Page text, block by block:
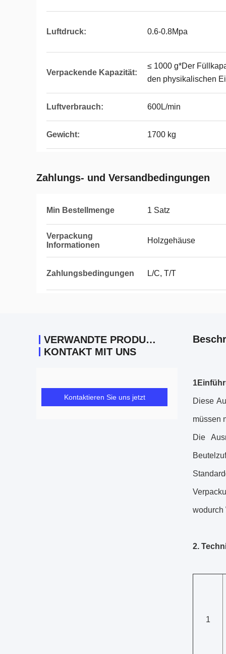
Luftdruck: 0.6-0.8Mpa
Verpackende Kapazität:
≤ 1000 g*Der
den physikalischen
Luftverbrauch: 600L/min
Gewicht: 1700 kg
Zahlungs- und Versandbedingungen
Min Bestellmenge 1 Satz
Verpackung
Informationen
Holzgehäuse
Zahlungsbedingungen L/C, T/T
VERWANDTE PRODUKTE
KONTAKT MIT UNS
Kontaktieren Sie uns jetzt Diese
müssen
Die
wodurch
2.
1